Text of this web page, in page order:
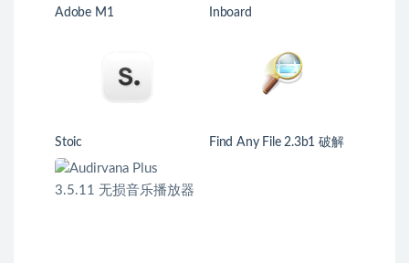
Adobe M1 Inboard
Stoic
Find Any File 2.3b1 破解